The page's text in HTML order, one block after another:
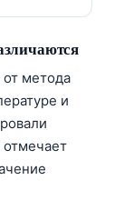
от метода
и
отмечает